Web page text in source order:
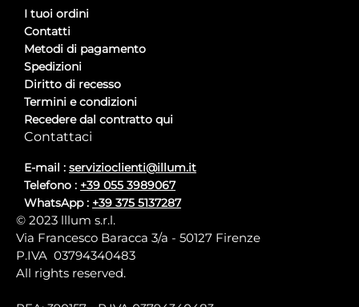
I tuoi ordini
Contatti
Metodi di pagamento
Spedizioni
Diritto di recesso
Termini e condizioni
Recedere dal contratto qui
Contattaci
E-mail : servizioclienti@illum.it
Telefono : +39 055 3989067
WhatsApp : +39 375 5137287
© 2023 lllum s.r.l.
Via Francesco Baracca 3/a - 50127 Firenze
P.IVA 03794340483
All rights reserved.